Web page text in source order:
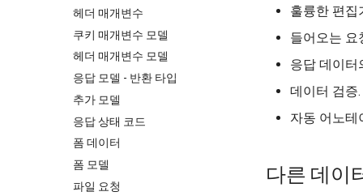
헤더 매개변수
쿠키 매개변수 모델
헤더 매개변수 모델
응답 모델 - 반환 타입
추가 모델
응답 상태 코드
폼 데이터
폼 모델
파일 요청
훌륭한 편집
들어오는 요
응답 데이터
데이터 검증.
자동 어노테
다른 데이